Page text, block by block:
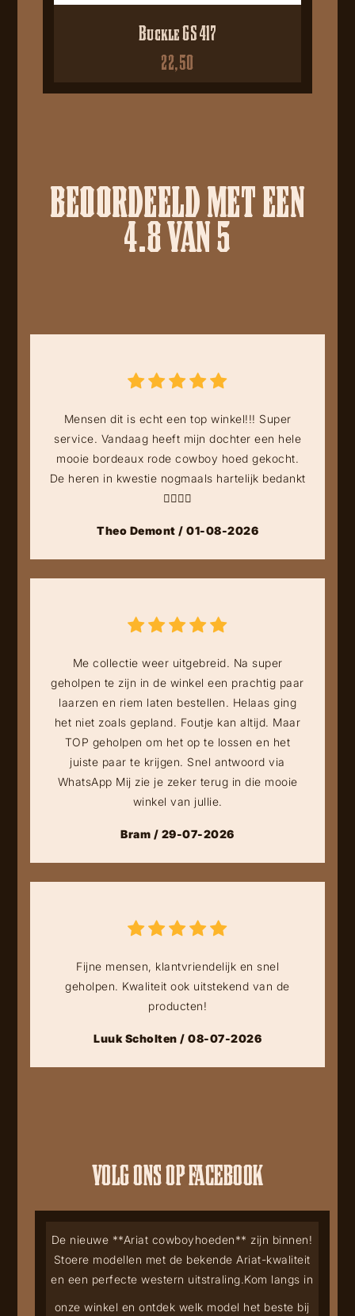
Buckle GS 417
22,50
BEOORDEELD MET EEN
4.8 VAN 5
Mensen dit is echt een top winkel!!! Super
service. Vandaag heeft mijn dochter een hele
mooie bordeaux rode cowboy hoed gekocht.
De heren in kwestie nogmaals hartelijk bedankt
👍🏻👍🏻
Theo Demont / 01-08-2026
Me collectie weer uitgebreid. Na super
geholpen te zijn in de winkel een prachtig paar
laarzen en riem laten bestellen. Helaas ging
het niet zoals gepland. Foutje kan altijd. Maar
TOP geholpen om het op te lossen en het
juiste paar te krijgen. Snel antwoord via
WhatsApp Mij zie je zeker terug in die mooie
winkel van jullie.
Bram / 29-07-2026
Fijne mensen, klantvriendelijk en snel
geholpen. Kwaliteit ook uitstekend van de
producten!
Luuk Scholten / 08-07-2026
VOLG ONS OP FACEBOOK
De nieuwe **Ariat cowboyhoeden** zijn binnen!
Stoere modellen met de bekende Ariat-kwaliteit
en een perfecte western uitstraling.Kom langs in
onze winkel en ontdek welk model het beste bij